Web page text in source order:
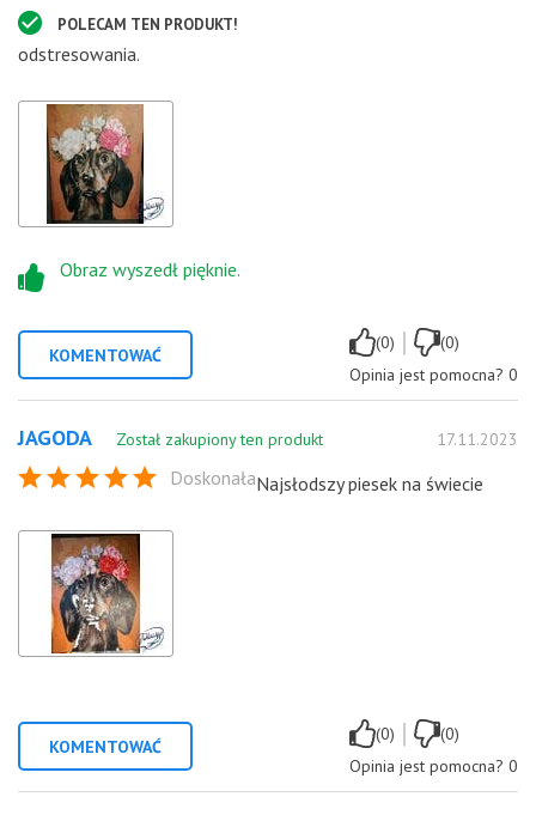
POLECAM TEN PRODUKT!
odstresowania.
Obraz wyszedł pięknie.
KOMENTOWAĆ
(0) |
(0)
Opinia jest pomocna? 0
JAGODA Został zakupiony ten produkt 17.11.2023
DoskonałaNajsłodszy piesek na świecie
KOMENTOWAĆ
(0) |
(0)
Opinia jest pomocna? 0